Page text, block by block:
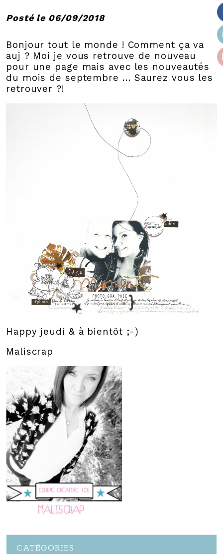
Posté le 06/09/2018
Bonjour tout le monde ! Comment ça va
auj ? Moi je vous retrouve de nouveau
pour une page mais avec les nouveautés
du mois de septembre … Saurez vous les
retrouver ?!
Happy jeudi & à bientôt ;-)
Maliscrap
CATÉGORIES